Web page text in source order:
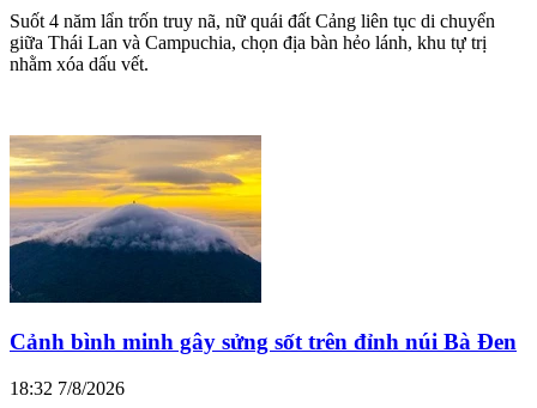
Suốt 4 năm lẩn trốn truy nã, nữ quái đất Cảng liên tục di chuyển
giữa Thái Lan và Campuchia, chọn địa bàn hẻo lánh, khu tự trị
nhằm xóa dấu vết.
Cảnh bình minh gây sửng sốt trên đỉnh núi Bà Đen
18:32 7/8/2026